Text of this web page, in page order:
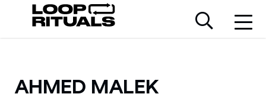
AHMED MALEK